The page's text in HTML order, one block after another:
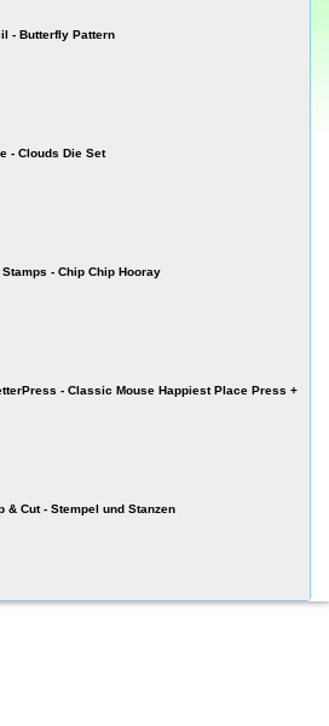
- Butterfly Pattern
- Clouds Die Set
- Chip Chip Hooray
- Classic Mouse Happiest Place Press +
& Cut - Stempel und Stanzen